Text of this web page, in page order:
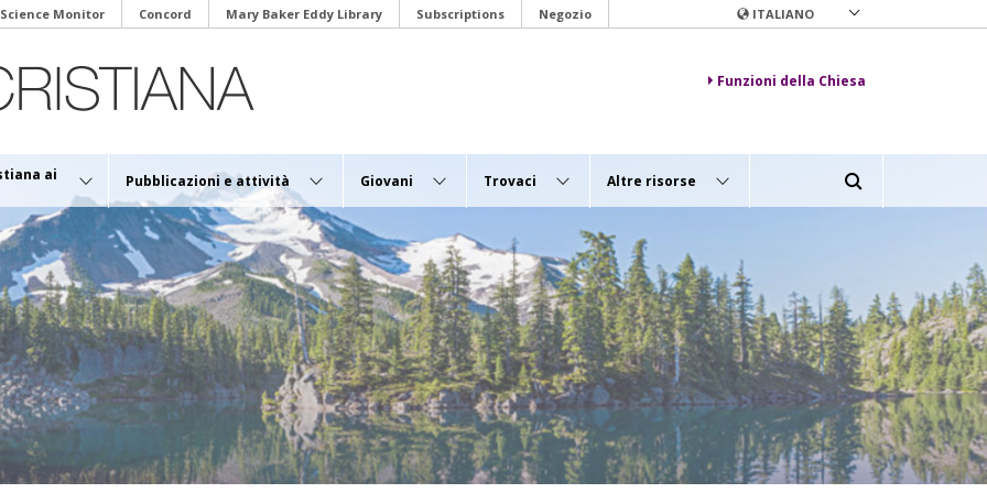
Monitor Concord Mary Baker Eddy Library Subscriptions Negozio ITALIANO
Funzioni della Chiesa
ai Pubblicazioni e attività Giovani Trovaci Altre risorse